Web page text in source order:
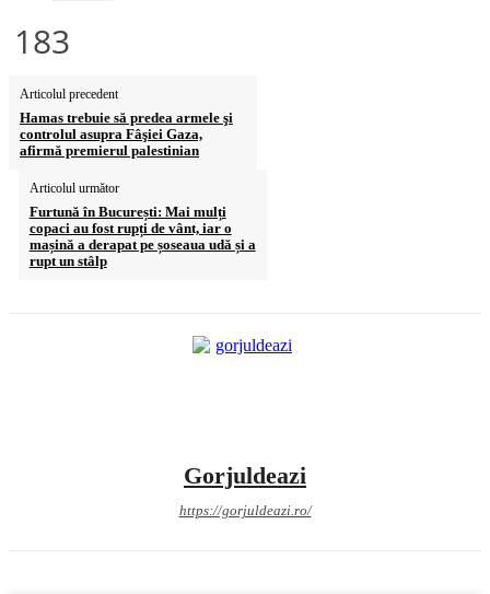
183
Articolul precedent
Hamas trebuie să predea armele şi
controlul asupra Fâşiei Gaza,
afirmă premierul palestinian
Articolul următor
Furtună în București: Mai mulți
copaci au fost rupți de vânt, iar o
mașină a derapat pe șoseaua udă și a
rupt un stâlp
Gorjuldeazi
https://gorjuldeazi.ro/